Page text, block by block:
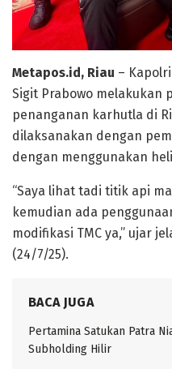
Metapos.id, Riau –
Sigit Prabowo melakukan
penanganan karhutla di
dilaksanakan dengan
dengan menggunakan
“Saya lihat tadi titik api
kemudian ada
modifikasi TMC ya,” ujar
(24/7/25).
BACA JUGA
Pertamina Satukan Patra
Subholding Hilir